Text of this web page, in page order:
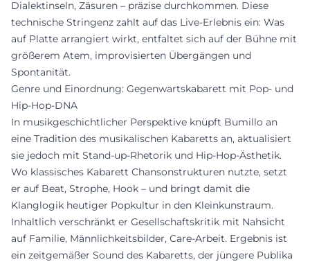
Dialektinseln, Zäsuren – präzise durchkommen. Diese
technische Stringenz zahlt auf das Live-Erlebnis ein: Was
auf Platte arrangiert wirkt, entfaltet sich auf der Bühne mit
größerem Atem, improvisierten Übergängen und
Spontanität.
Genre und Einordnung: Gegenwartskabarett mit Pop- und
Hip-Hop-DNA
In musikgeschichtlicher Perspektive knüpft Bumillo an
eine Tradition des musikalischen Kabaretts an, aktualisiert
sie jedoch mit Stand-up-Rhetorik und Hip-Hop-Ästhetik.
Wo klassisches Kabarett Chansonstrukturen nutzte, setzt
er auf Beat, Strophe, Hook – und bringt damit die
Klanglogik heutiger Popkultur in den Kleinkunstraum.
Inhaltlich verschränkt er Gesellschaftskritik mit Nahsicht
auf Familie, Männlichkeitsbilder, Care-Arbeit. Ergebnis ist
ein zeitgemäßer Sound des Kabaretts, der jüngere Publika